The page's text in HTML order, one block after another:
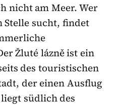
nicht am Meer. Wer
Stelle sucht, findet
Žluté lázně ist ein
des touristischen
der einen Ausflug
südlich des